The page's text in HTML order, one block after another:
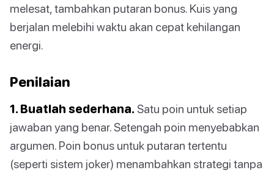
melesat, tambahkan putaran bonus. Kuis yang
berjalan melebihi waktu akan cepat kehilangan
energi.
Penilaian
1. Buatlah sederhana. Satu poin untuk setiap
jawaban yang benar. Setengah poin menyebabkan
argumen. Poin bonus untuk putaran tertentu
(seperti sistem joker) menambahkan strategi tanpa